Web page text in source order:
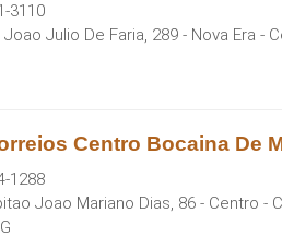
3110
Julio De Faria, 289 - Nova Era -
Centro Bocaina De
1288
Joao Mariano Dias, 86 - Centro -